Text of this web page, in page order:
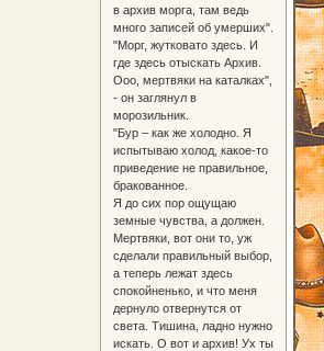
в архив морга, там ведь
много записей об умерших".
"Морг, жутковато здесь. И
где здесь отыскать Архив.
Ооо, мертвяки на каталках",
- он заглянул в
морозильник.
"Бур – как же холодно. Я
испытываю холод, какое-то
приведение не правильное,
бракованное.
Я до сих пор ощущаю
земные чувства, а должен.
Мертвяки, вот они то, уж
сделали правильный выбор,
а теперь лежат здесь
спокойненько, и что меня
дернуло отвернутся от
света. Тишина, ладно нужно
искать. О вот и архив! Ух ты